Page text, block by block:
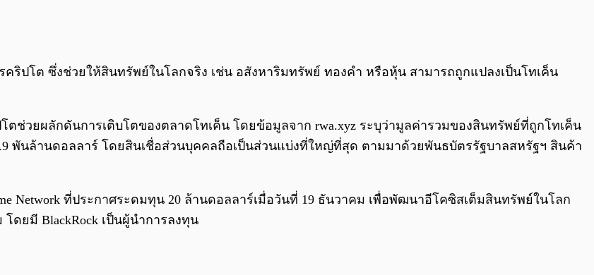
ริปโต ซึ่งช่วยให้สินทรัพย์ในโลกจริง เช่น อสังหาริมทรัพย์ ทองคำ หรือหุ้น สามารถถูกแปลงเป็นโทเค็น
ตช่วยผลักดันการเติบโตของตลาดโทเค็น โดยข้อมูลจาก rwa.xyz ระบุว่ามูลค่ารวมของสินทรัพย์ที่ถูกโทเค็น
พันล้านดอลลาร์ โดยสินเชื่อส่วนบุคคลถือเป็นส่วนแบ่งที่ใหญ่ที่สุด ตามมาด้วยพันธบัตรรัฐบาลสหรัฐฯ สินค้า
Network ที่ประกาศระดมทุน 20 ล้านดอลลาร์เมื่อวันที่ 19 ธันวาคม เพื่อพัฒนาอีโคซิสเต็มสินทรัพย์ในโลก
ดยมี BlackRock เป็นผู้นำการลงทุน